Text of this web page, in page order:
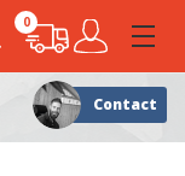
0
Klanten geven ons
Contact